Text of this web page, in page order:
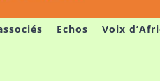
Echos Voix